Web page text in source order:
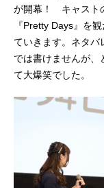
が開幕！ キャスト
『Pretty Days』を
ていきます。ネタバ
では書けませんが、
て大爆笑でした。